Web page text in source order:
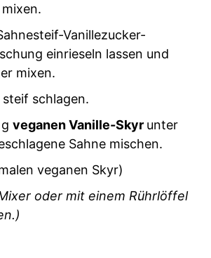
Vanillezucker-
einrieseln lassen und
mixen.
steif schlagen.
g veganen Vanille-Skyr unter
Sahne mischen.
veganen Skyr)
oder mit einem Rührlöffel